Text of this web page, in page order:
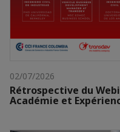
02/07/2026
Rétrospective du
Académie et